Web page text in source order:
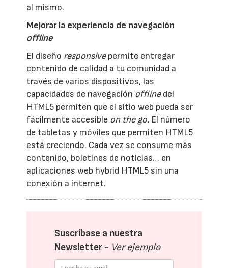
al mismo.
Mejorar la experiencia de navegación
offline
El diseño responsivepermite entregar
contenido de calidad a tu comunidad a
través de varios dispositivos, las
capacidades de navegación offlinedel
HTML5 permiten que el sitio web pueda ser
fácilmente accesible on the go. El número
de tabletas y móviles que permiten HTML5
está creciendo. Cada vez se consume más
contenido, boletines de noticias… en
aplicaciones web hybrid HTML5 sin una
conexión a internet.
Suscríbase a nuestra
Newsletter - Ver ejemplo